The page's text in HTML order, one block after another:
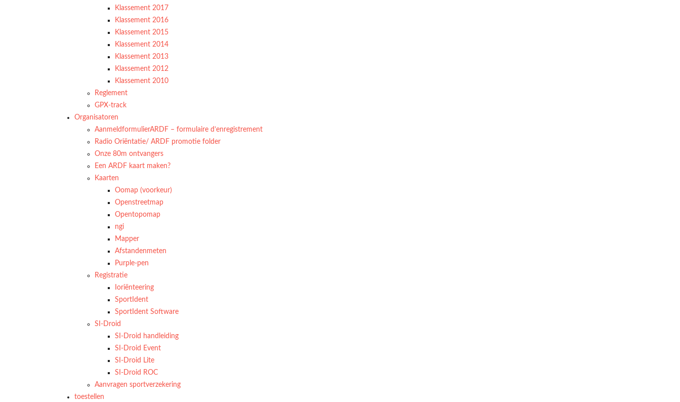
Klassement 2017
Klassement 2016
Klassement 2015
Klassement 2014
Klassement 2013
Klassement 2012
Klassement 2010
Reglement
GPX-track
Organisatoren
AanmeldformulierARDF – formulaire d’enregistrement
Radio Oriëntatie/ ARDF promotie folder
Onze 80m ontvangers
Een ARDF kaart maken?
Kaarten
Oomap (voorkeur)
Openstreetmap
Opentopomap
ngi
Mapper
Afstandenmeten
Purple-pen
Registratie
Ioriënteering
SportIdent
SportIdent Software
SI-Droid
SI-Droid handleiding
SI-Droid Event
SI-Droid Lite
SI-Droid ROC
Aanvragen sportverzekering
toestellen